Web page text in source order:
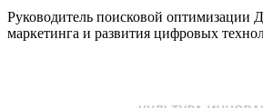
Руководитель поисковой оптимизации
маркетинга и развития цифровых